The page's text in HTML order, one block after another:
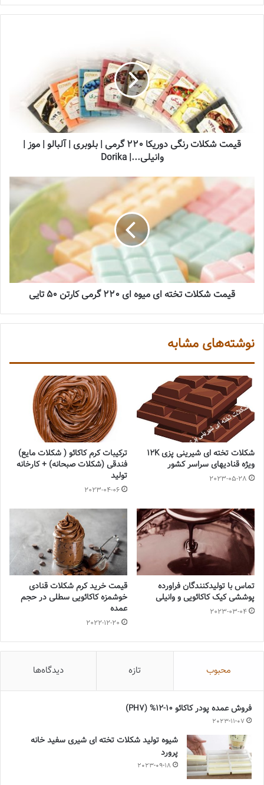
قیمت شکلات رنگی دوریکا 220 گرمی | بلوبری | آلبالو | موز |
وانیلی...| Dorika
قیمت شکلات تخته ای میوه ای 220 گرمی کارتن 50 تایی
نوشته‌های مشابه
شکلات تخته ای شیرینی پزی 12K
ویژه قنادیهای سراسر کشور
2023-05-28
ترکیبات کرم کاکائو ( شکلات مایع)
فندقی (شکلات صبحانه) + کارخانه
تولید
2023-04-06
تماس با تولیدکنندگان فراورده
پوششی کیک کاکائویی و وانیلی
2023-03-04
قیمت خرید کرم شکلات قنادی
خوشمزه کاکائویی سطلی در حجم
عمده
2022-12-20
محبوب تازه دیدگاه‌ها
فروش عمده پودر کاکائو 10-12% (PH7)
2023-11-07
شیوه تولید شکلات تخته ای شیری سفید خانه
پرورد
2023-09-18